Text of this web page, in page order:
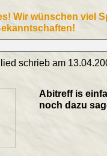
Wir wünschen viel
schrieb am
Abitreff is
noch dazu